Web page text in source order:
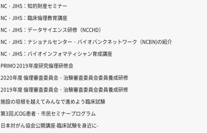
NC・JIHS：知的財産セミナー
NC・JIHS：臨床倫理教育講座
NC・JIHS：データサイエンス研修（NCCHD）
NC・JIHS：ナショナルセンター・バイオバンクネットワーク（NCBN)の紹介
NC・JIHS：バイオインフォマティシャン育成講座
PRIMO 2019年度研究倫理研修会
2020年度 倫理審査委員会・治験審査委員会委員養成研修
2019年度 倫理審査委員会・治験審査委員会委員養成研修
施設の垣根を越えてみんなで進めよう臨床試験
第3回JCOG患者・市民セミナープログラム
日本対がん協会公開講座-臨床試験を身近に-